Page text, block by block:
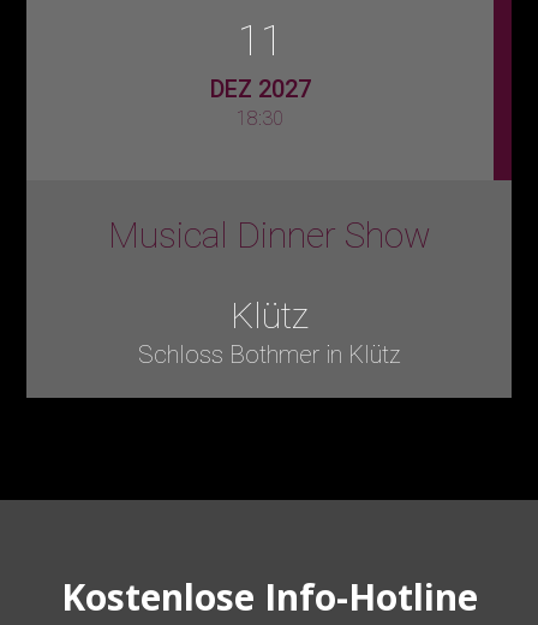
11
DEZ 2027
18:30
Musical Dinner Show
Klütz
Schloss Bothmer in Klütz
Kostenlose Info-Hotline